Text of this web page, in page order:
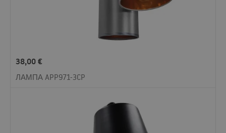
38,00€
ЛАМПА APP971-3CP